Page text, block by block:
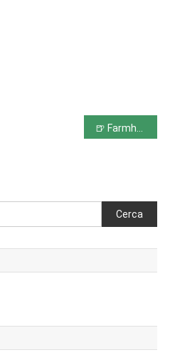
🍺 Farmhouse Pride 2026: a Rastignano torna la celebrazione delle birre “farm”
Cerca